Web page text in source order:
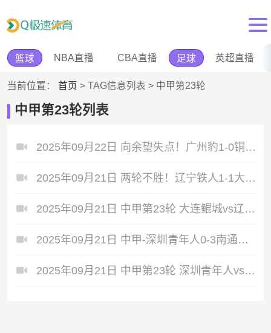
篮球 NBA直播 CBA直播 足球 英超直播
当前位置： 首页 > TAG信息列表 > 中甲第23轮
中甲第23轮列表
2025年09月22日 向余望失点！广州豹1-0铜梁龙取4连胜 铜梁龙4轮3负只领先对手3分
2025年09月21日 两轮不胜！辽宁铁人1-1大连鲲城 姆本扎22球领跑射手榜穆谢奎破门
2025年09月21日 中甲第23轮 大连鲲城vs辽宁铁人 全场录像
2025年09月21日 中甲-深圳青年人0-3南通支云 科勒夫梅开二度
2025年09月21日 中甲第23轮 深圳青年人vs南通支云 全场录像